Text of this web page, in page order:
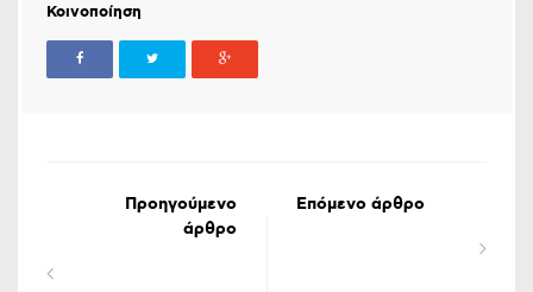
Κοινοποίηση
Προηγούμενο
άρθρο
Επόμενο άρθρο